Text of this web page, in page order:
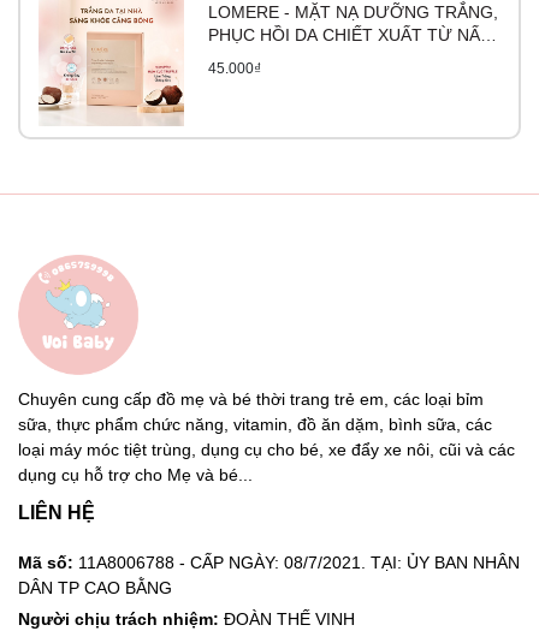
LOMERE - MẶT NẠ DƯỠNG TRẮNG,
PHỤC HỒI DA CHIẾT XUẤT TỪ NẤM
45.000₫
Chuyên cung cấp đồ mẹ và bé thời trang trẻ em, các loại bỉm
sữa, thực phẩm chức năng, vitamin, đồ ăn dặm, bình sữa, các
loại máy móc tiệt trùng, dụng cụ cho bé, xe đẩy xe nôi, cũi và các
dụng cụ hỗ trợ cho Mẹ và bé...
LIÊN HỆ
Mã số: 11A8006788 - CẤP NGÀY: 08/7/2021. TẠI: ỦY BAN NHÂN
DÂN TP CAO BẰNG
Người chịu trách nhiệm: ĐOÀN THẾ VINH